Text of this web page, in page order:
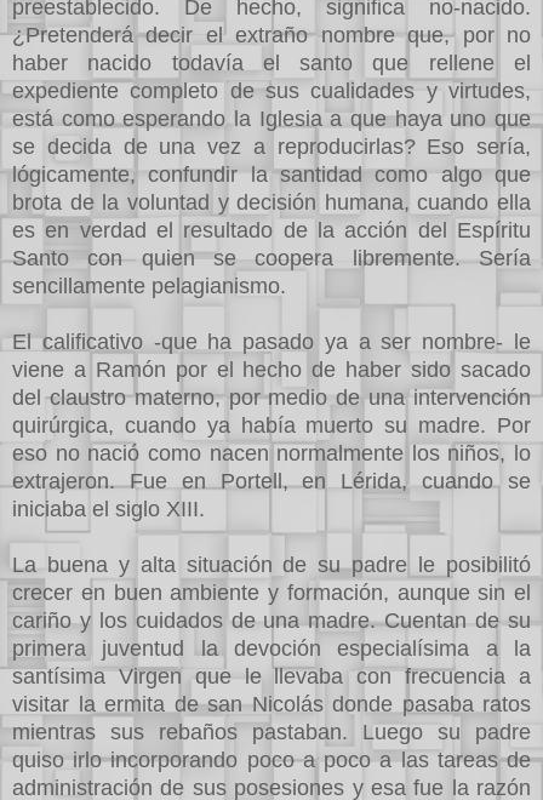
preestablecido. De hecho, significa no-nacido.
¿Pretenderá decir el extraño nombre que, por no
haber nacido todavía el santo que rellene el
expediente completo de sus cualidades y virtudes,
está como esperando la Iglesia a que haya uno que
se decida de una vez a reproducirlas? Eso sería,
lógicamente, confundir la santidad como algo que
brota de la voluntad y decisión humana, cuando ella
es en verdad el resultado de la acción del Espíritu
Santo con quien se coopera libremente. Sería
sencillamente pelagianismo.
El calificativo -que ha pasado ya a ser nombre- le
viene a Ramón por el hecho de haber sido sacado
del claustro materno, por medio de una intervención
quirúrgica, cuando ya había muerto su madre. Por
eso no nació como nacen normalmente los niños, lo
extrajeron. Fue en Portell, en Lérida, cuando se
iniciaba el siglo XIII.
La buena y alta situación de su padre le posibilitó
crecer en buen ambiente y formación, aunque sin el
cariño y los cuidados de una madre. Cuentan de su
primera juventud la devoción especialísima a la
santísima Virgen que le llevaba con frecuencia a
visitar la ermita de san Nicolás donde pasaba ratos
mientras sus rebaños pastaban. Luego su padre
quiso irlo incorporando poco a poco a las tareas de
administración de sus posesiones y esa fue la razón